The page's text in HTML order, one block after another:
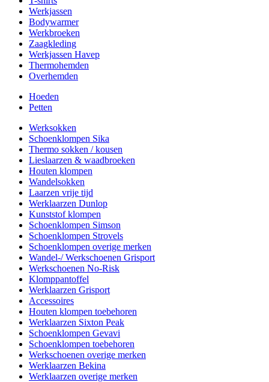
Werkjassen
Bodywarmer
Werkbroeken
Zaagkleding
Werkjassen Havep
Thermohemden
Overhemden
Hoeden
Petten
Werksokken
Schoenklompen Sika
Thermo sokken / kousen
Lieslaarzen & waadbroeken
Houten klompen
Wandelsokken
Laarzen vrije tijd
Werklaarzen Dunlop
Kunststof klompen
Schoenklompen Simson
Schoenklompen Strovels
Schoenklompen overige merken
Wandel-/ Werkschoenen Grisport
Werkschoenen No-Risk
Klomppantoffel
Werklaarzen Grisport
Accessoires
Houten klompen toebehoren
Werklaarzen Sixton Peak
Schoenklompen Gevavi
Schoenklompen toebehoren
Werkschoenen overige merken
Werklaarzen Bekina
Werklaarzen overige merken